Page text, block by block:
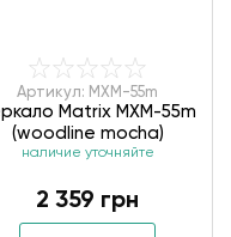
Артикул: MXM-55m
Matrix MXM-55m
(woodline mocha)
наличие уточняйте
2 359 грн